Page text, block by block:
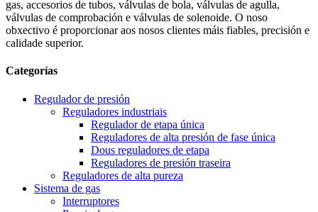
gas, accesorios de tubos, válvulas de bola, válvulas de agulla,
válvulas de comprobación e válvulas de solenoide. O noso
obxectivo é proporcionar aos nosos clientes máis fiables, precisión e
calidade superior.
Categorías
Regulador de presión
Reguladores industriais
Regulador de etapa única
Reguladores de alta presión de fase única
Dous reguladores de etapa
Reguladores de presión traseira
Reguladores de alta pureza
Sistema de gas
Interruptores